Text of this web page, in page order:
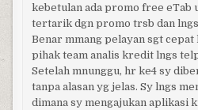
kebetulan ada promo free eTab
tertarik dgn promo trsb dan
Benar mmang pelayan sgt
pihak team analis kredit lngs
Setelah mnunggu, hr ke4 sy
tanpa alasan yg jelas. Sy lngs
dimana sy mengajukan aplikasi